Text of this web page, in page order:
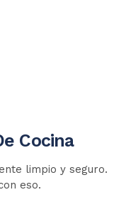
Cocina
limpio y seguro.
eso.